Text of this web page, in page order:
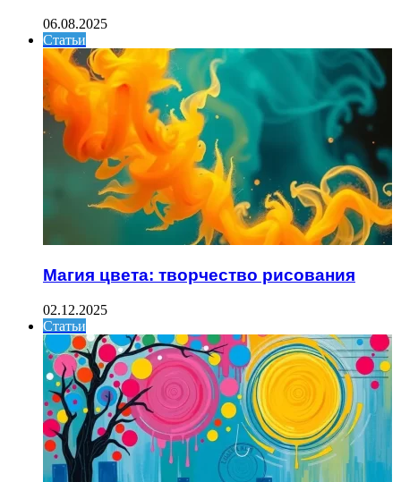
06.08.2025
Статьи
Магия цвета: творчество рисования
02.12.2025
Статьи